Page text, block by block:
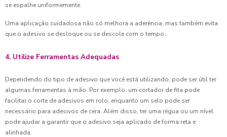
se espalhe uniformemente.
Uma aplicação cuidadosa não só melhora a aderência, mas também evita
que o adesivo se desloque ou se descole com o tempo.
4. Utilize Ferramentas Adequadas
Dependendo do tipo de adesivo que você está utilizando, pode ser útil ter
algumas ferramentas à mão. Por exemplo, um cortador de fita pode
facilitar o corte de adesivos em rolo, enquanto um selo pode ser
necessário para adesivos de cera. Além disso, ter uma régua ou um nível
pode ajudar a garantir que o adesivo seja aplicado de forma reta e
alinhada.